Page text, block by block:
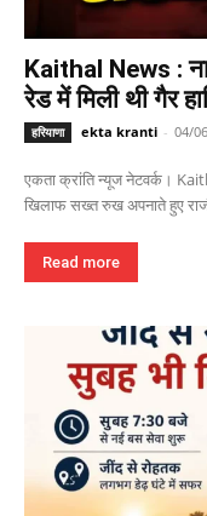
Kaithal News :
रेड में मिली थी गैर
हरियाणा ekta kranti - 04/
एकता क्रांति न्यूज नेटवर्क।
खिलाफ सख्त रुख अपनाते हुए
Read more